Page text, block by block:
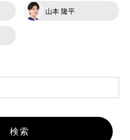
山本 隆平